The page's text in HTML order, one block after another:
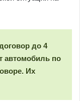
до 4
автомобиль по
Их